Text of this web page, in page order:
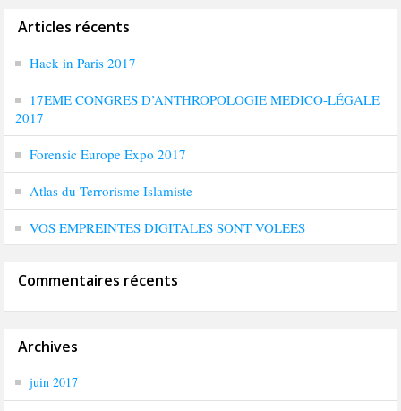
Articles récents
Hack in Paris 2017
17EME CONGRES D’ANTHROPOLOGIE MEDICO-LÉGALE
2017
Forensic Europe Expo 2017
Atlas du Terrorisme Islamiste
VOS EMPREINTES DIGITALES SONT VOLEES
Commentaires récents
Archives
juin 2017